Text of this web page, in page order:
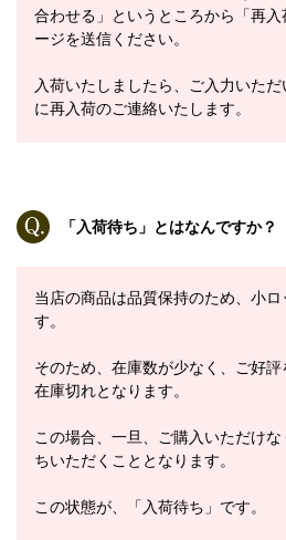
合わせる」というところから「再
ージを送信ください。
入荷いたしましたら、ご入力いた
に再入荷のご連絡いたします。
「入荷待ち」とはなんですか？
当店の商品は品質保持のため、小ロ
す。
そのため、在庫数が少なく、ご好評
在庫切れとなります。
この場合、一旦、ご購入いただけ
ちいただくこととなります。
この状態が、「入荷待ち」です。